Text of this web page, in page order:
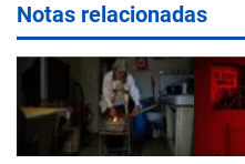
Notas relacionadas